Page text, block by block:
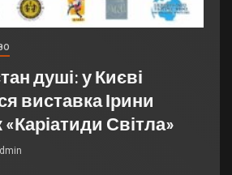
душі: у Києві
виставка Ірини
Світла»